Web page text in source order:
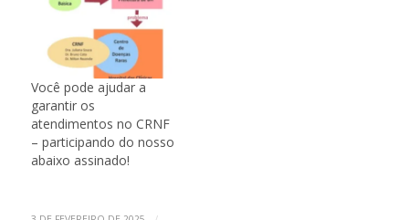
Você pode ajudar a
garantir os
atendimentos no CRNF
– participando do nosso
abaixo assinado!